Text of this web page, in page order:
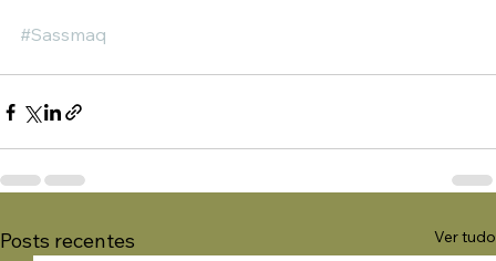
#Sassmaq
Posts recentes Ver tudo